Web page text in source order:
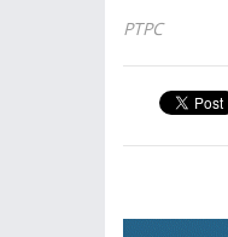
РТРС